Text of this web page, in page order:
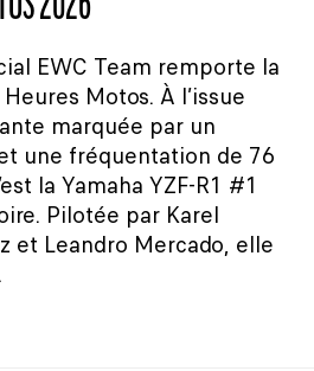
EWC Team remporte la
Motos. À l’issue
marquée par un
une fréquentation de 76
la Yamaha YZF-R1 #1
Pilotée par Karel
et Leandro Mercado, elle